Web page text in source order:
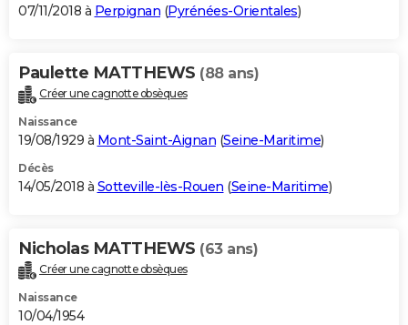
07/11/2018 à Perpignan (Pyrénées-Orientales)
Paulette MATTHEWS (88 ans)
Créer une cagnotte obsèques
Naissance
19/08/1929 à Mont-Saint-Aignan (Seine-Maritime)
Décès
14/05/2018 à Sotteville-lès-Rouen (Seine-Maritime)
Nicholas MATTHEWS (63 ans)
Créer une cagnotte obsèques
Naissance
10/04/1954